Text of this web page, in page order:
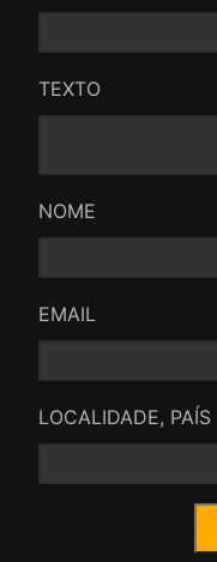
TEXTO
NOME
EMAIL
LOCALIDADE, PAÍS